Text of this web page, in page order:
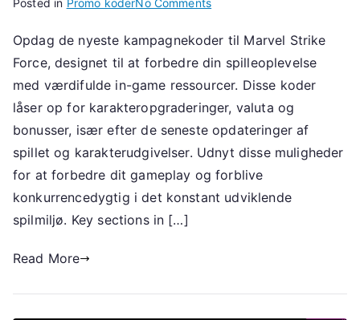
Posted in Promo koderNo Comments
kampagnekoder:
Kampagnekoder,
Seneste
udgivelser,
Karakteropgraderinger
Opdag de nyeste kampagnekoder til Marvel Strike
Force, designet til at forbedre din spilleoplevelse
med værdifulde in-game ressourcer. Disse koder
låser op for karakteropgraderinger, valuta og
bonusser, især efter de seneste opdateringer af
spillet og karakterudgivelser. Udnyt disse muligheder
for at forbedre dit gameplay og forblive
konkurrencedygtig i det konstant udviklende
spilmiljø. Key sections in […]
Read More